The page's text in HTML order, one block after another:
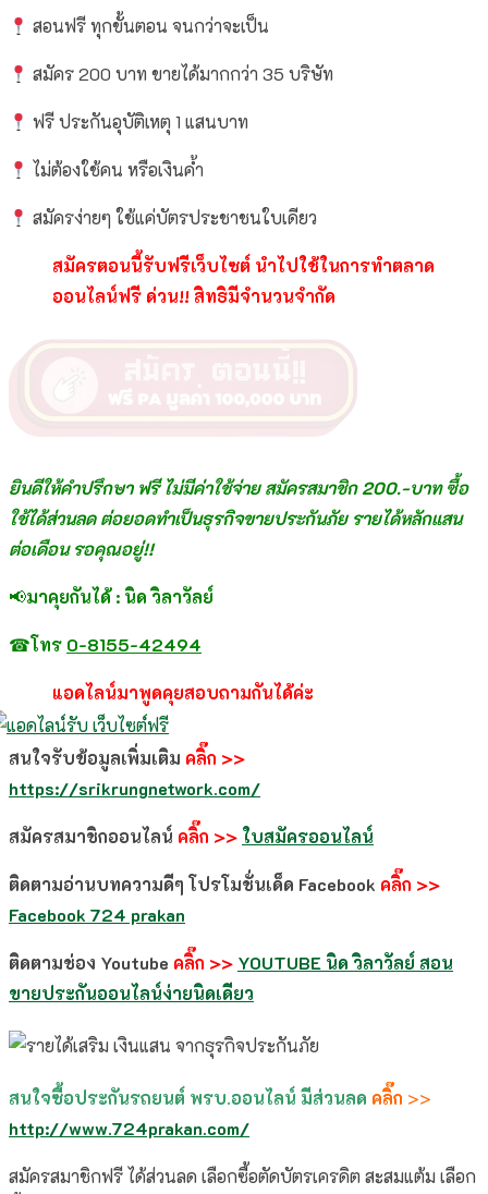
สอนฟรี ทุกขั้นตอน จนกว่าจะเป็น
สมัคร 200 บาท ขายได้มากกว่า 35 บริษัท
ฟรี ประกันอุบัติเหตุ 1 แสนบาท
ไม่ต้องใช้คน หรือเงินค้ำ
สมัครง่ายๆ ใช้แค่บัตรประชาชนใบเดียว
สมัครตอนนี้รับฟรีเว็บไซต์ นำไปใช้ในการทำตลาด
ออนไลน์ฟรี ด่วน!! สิทธิมีจำนวนจำกัด
ยินดีให้คำปรึกษา ฟรี ไม่มีค่าใช้จ่าย สมัครสมาชิก 200.-บาท ซื้อ
ใช้ได้ส่วนลด ต่อยอดทำเป็นธุรกิจขายประกันภัย รายได้หลักแสน
ต่อเดือน รอคุณอยู่!!
📢มาคุยกันได้ : นิด วิลาวัลย์
☎โทร 0-8155-42494
แอดไลน์มาพูดคุยสอบถามกันได้ค่ะ
สนใจรับข้อมูลเพิ่มเติม คลิ๊ก >>
https://srikrungnetwork.com/
สมัครสมาชิกออนไลน์ คลิ๊ก >> ใบสมัครออนไลน์
ติดตามอ่านบทความดีๆ โปรโมชั่นเด็ด Facebook คลิ๊ก >>
Facebook 724 prakan
ติดตามช่อง Youtube คลิ๊ก >> YOUTUBE นิด วิลาวัลย์ สอน
ขายประกันออนไลน์ง่ายนิดเดียว
สนใจซื้อประกันรถยนต์ พรบ.ออนไลน์ มีส่วนลด คลิ๊ก >>
http://www.724prakan.com/
สมัครสมาชิกฟรี ได้ส่วนลด เลือกซื้อตัดบัตรเครดิต สะสมแต้ม เลือก